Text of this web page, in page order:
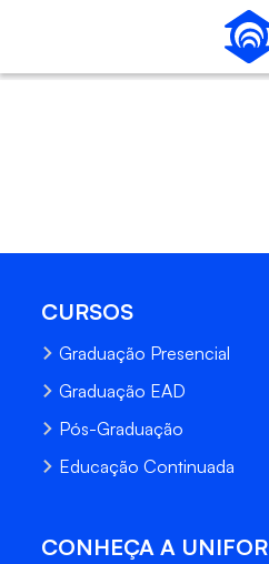
Pular para o Conteúdo principal
CURSOS
Graduação Presencial
Graduação EAD
Pós-Graduação
Educação Continuada
CONHEÇA A UNIFOR